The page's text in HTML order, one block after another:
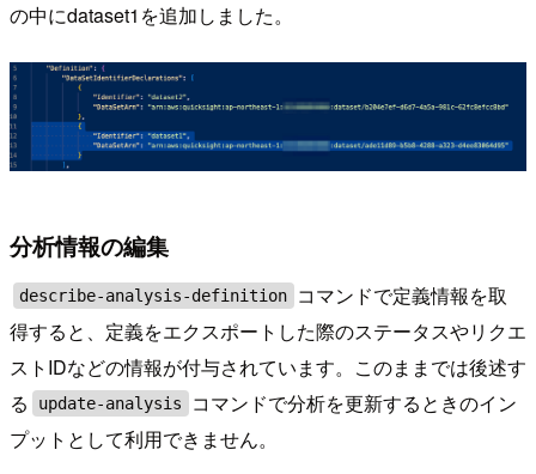
の中にdataset1を追加しました。
分析情報の編集
describe-analysis-definition
コマンドで定義情報を取
得すると、定義をエクスポートした際のステータスやリクエ
ストIDなどの情報が付与されています。このままでは後述す
る
update-analysis
コマンドで分析を更新するときのイン
プットとして利用できません。